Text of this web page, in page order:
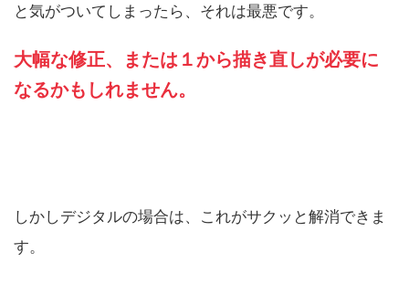
と気がついてしまったら、それは最悪です。
大幅な修正、または１から描き直しが必要に
なるかもしれません。
しかしデジタルの場合は、これがサクッと解消できま
す。